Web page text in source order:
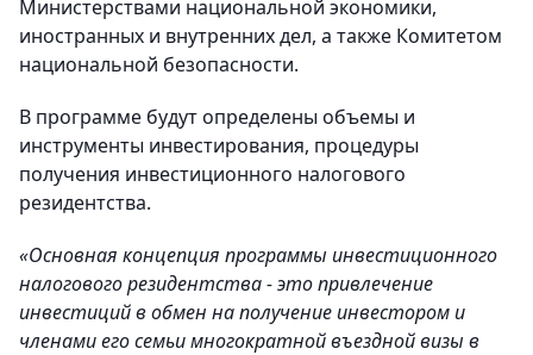
Министерствами национальной экономики,
иностранных и внутренних дел, а также Комитетом
национальной безопасности.
В программе будут определены объемы и
инструменты инвестирования, процедуры
получения инвестиционного налогового
резидентства.
«Основная концепция программы инвестиционного
налогового резидентства - это привлечение
инвестиций в обмен на получение инвестором и
членами его семьи многократной въездной визы в